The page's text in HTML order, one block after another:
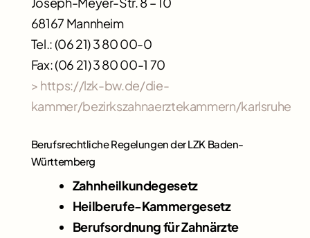
68167 Mannheim
Tel.: (06 21) 3 80 00-0
Fax: (06 21) 3 80 00-1 70
> https://lzk-bw.de/die-
kammer/bezirkszahnaerztekammern/karlsruhe/
Berufsrechtliche Regelungen der LZK Baden-
Württemberg
Zahnheilkundegesetz
Heilberufe-Kammergesetz
Berufsordnung für Zahnärzte